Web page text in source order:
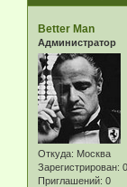
Better Man
Администратор
Откуда: Москва
Зарегистрирован:
Приглашений: 0